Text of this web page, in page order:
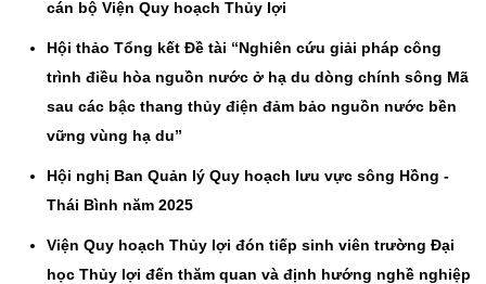
cán bộ Viện Quy hoạch Thủy lợi
Hội thảo Tổng kết Đề tài “Nghiên cứu giải pháp công
trình điều hòa nguồn nước ở hạ du dòng chính sông Mã
sau các bậc thang thủy điện đảm bảo nguồn nước bền
vững vùng hạ du”
Hội nghị Ban Quản lý Quy hoạch lưu vực sông Hồng -
Thái Bình năm 2025
Viện Quy hoạch Thủy lợi đón tiếp sinh viên trường Đại
học Thủy lợi đến thăm quan và định hướng nghề nghiệp